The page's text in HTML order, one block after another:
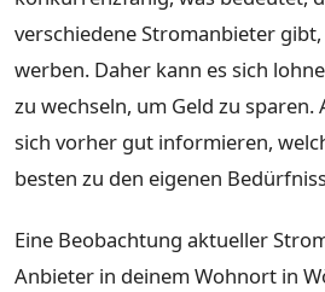
verschiedene Stromanbieter
werben. Daher kann es sich
zu wechseln, um Geld zu
sich vorher gut informieren,
besten zu den eigenen
Eine Beobachtung aktueller
Anbieter in deinem Wohnort in